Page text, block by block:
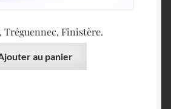
Tréguennec, Finistère.
au panier